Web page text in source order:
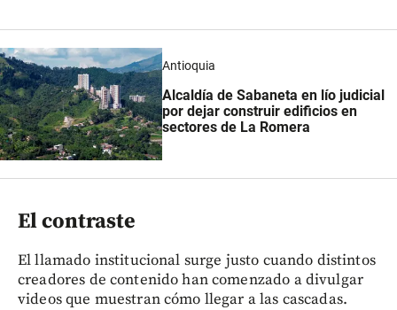
Antioquia
Alcaldía de Sabaneta en lío judicial
por dejar construir edificios en
sectores de La Romera
El contraste
El llamado institucional surge justo cuando distintos
creadores de contenido han comenzado a divulgar
videos que muestran cómo llegar a las cascadas.